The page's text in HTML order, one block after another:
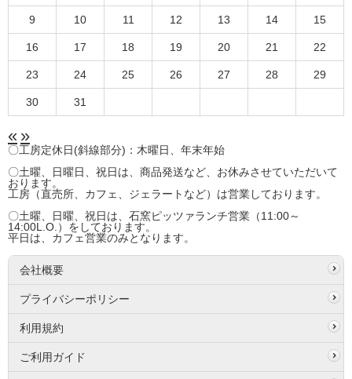
9 10 11 12 13 14 15
16 17 18 19 20 21 22
23 24 25 26 27 28 29
30 31
« »
〇工房定休日(斜線部分)：木曜日、年末年始
〇土曜、日曜日、祝日は、商品発送など、お休みさせていただいて
おります。
工房（直売所、カフェ、ジェラートなど）は営業しております。
〇土曜、日曜、祝日は、石窯ピッツァランチ営業（11:00～
14:00L.O.）をしております。
平日は、カフェ営業のみとなります。
会社概要
プライバシーポリシー
利用規約
ご利用ガイド